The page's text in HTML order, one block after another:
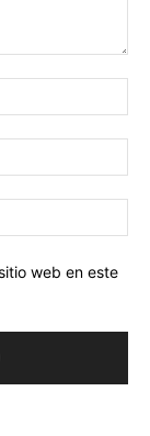
web en este